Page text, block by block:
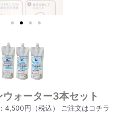
ウォーター3本セット
4,500円（税込） ご注文はコチラ